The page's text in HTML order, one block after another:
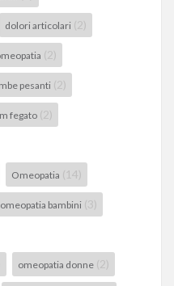
dolori articolari (2)
(2)
pesanti (2)
fegato (2)
Omeopatia (14)
omeopatia bambini (3)
omeopatia donne (2)